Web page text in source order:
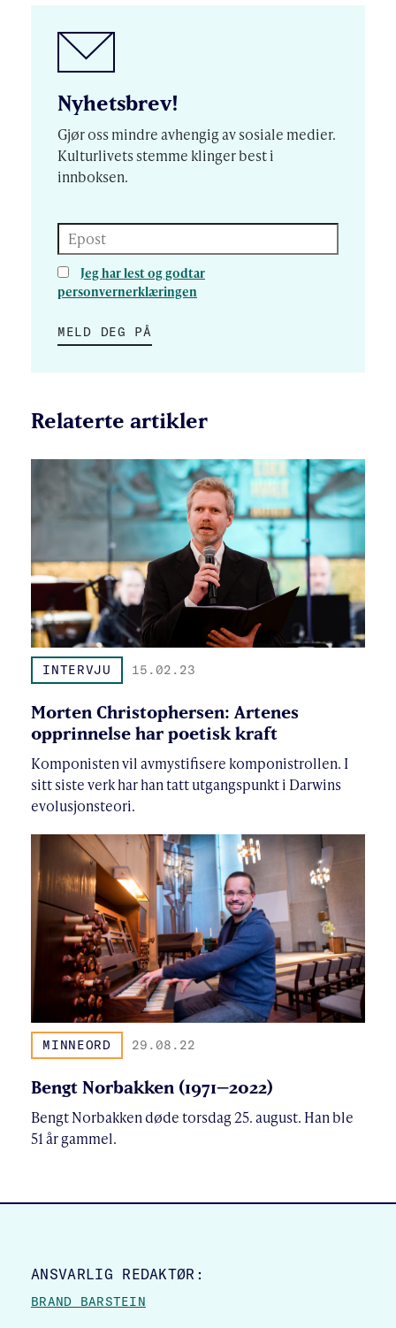
Nyhetsbrev!
Gjør oss mindre avhengig av sosiale medier.
Kulturlivets stemme klinger best i
innboksen.
Epost
Jeg har lest og godtar
personvernerklæringen
MELD DEG PÅ
Relaterte artikler
INTERVJU 15.02.23
Morten Christophersen: Artenes
opprinnelse har poetisk kraft
Komponisten vil avmystifisere komponistrollen. I
sitt siste verk har han tatt utgangspunkt i Darwins
evolusjonsteori.
MINNEORD 29.08.22
Bengt Norbakken (1971–2022)
Bengt Norbakken døde torsdag 25. august. Han ble
51 år gammel.
SITE FOOTER
ANSVARLIG REDAKTØR:
BRAND BARSTEIN